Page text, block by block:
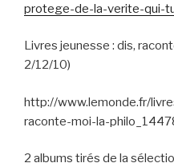
protege-de-la-verite-qui-
Livres jeunesse : dis,
2/12/10)
http://www.lemonde.fr/
raconte-moi-la-
2 albums tirés de la